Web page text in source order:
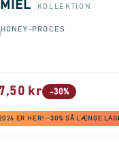
KOLLEKTION
HONEY-PROCES
kr -30%
ER HER! −30% SÅ LÆNGE